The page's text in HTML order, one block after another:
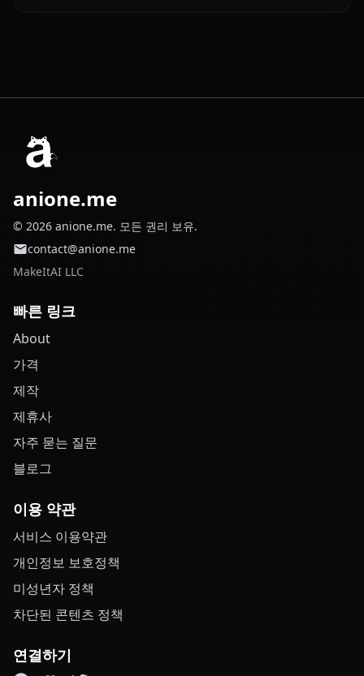
anione.me
© 2026 anione.me. 모든 권리 보유.
contact@anione.me
MakeItAI LLC
빠른 링크
About
가격
제작
제휴사
자주 묻는 질문
블로그
이용 약관
서비스 이용약관
개인정보 보호정책
미성년자 정책
차단된 콘텐츠 정책
연결하기